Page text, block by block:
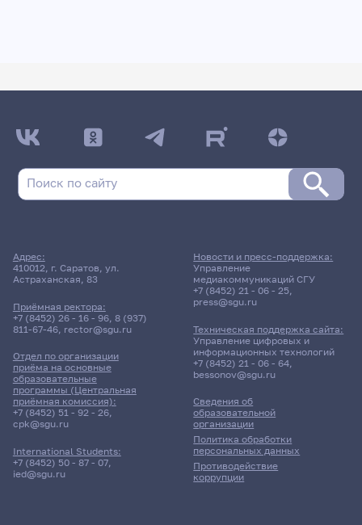
Адрес:
410012, г. Саратов, ул.
Астраханская, 83
Приёмная ректора:
+7 (8452) 26 - 16 - 96, 8 (937)
811-67-46, rector@sgu.ru
Отдел по организации
приёма на основные
образовательные
программы (Центральная
приёмная комиссия):
+7 (8452) 51 - 92 - 26,
cpk@sgu.ru
International Students:
+7 (8452) 50 - 87 - 07,
ied@sgu.ru
Сведения об
образовательной
организации
Политика обработки
персональных данных
Противодействие
коррупции
Новости и пресс-поддержка:
Управление
медиакоммуникаций СГУ
+7 (8452) 21 - 06 - 25,
press@sgu.ru
Техническая поддержка сайта:
Управление цифровых и
информационных технологий
+7 (8452) 21 - 06 - 64,
bessonov@sgu.ru